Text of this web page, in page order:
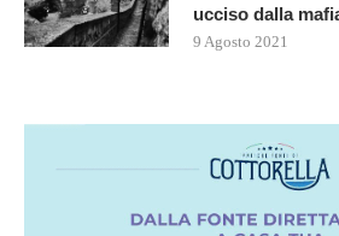
ucciso dalla
9 Agosto 2021